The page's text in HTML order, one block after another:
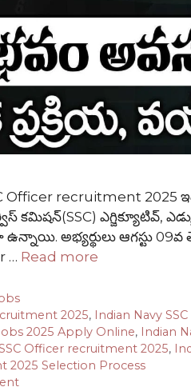
Officer recruitment
కమిషన్(SSC) ఎగ్జిక్యూటివ్,
అభ్యర్థులు ఆగస్టు 09వ
… Read more
2025, Indian Navy
2025 Apply Online, Indian
Officer recruitment 2025,
2025 Selection Process